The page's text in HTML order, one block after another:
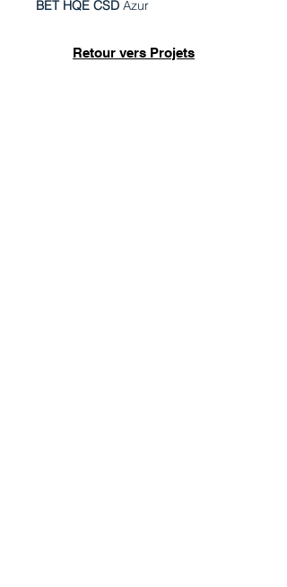
BET HQE CSD Azur
Retour vers Projets